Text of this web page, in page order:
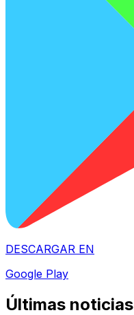
DESCARGAR EN
Google Play
Últimas noticias